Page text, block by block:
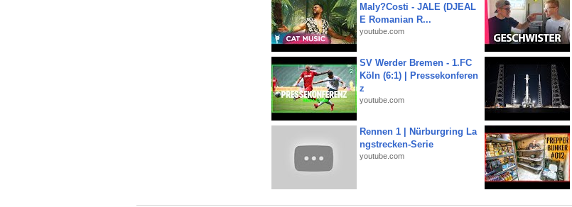
Maly?Costi - JALE (DJEAL
E Romanian R...
youtube.com
SV Werder Bremen - 1.FC
Köln (6:1) | Pressekonferen
z
youtube.com
Rennen 1 | Nürburgring La
ngstrecken-Serie
youtube.com